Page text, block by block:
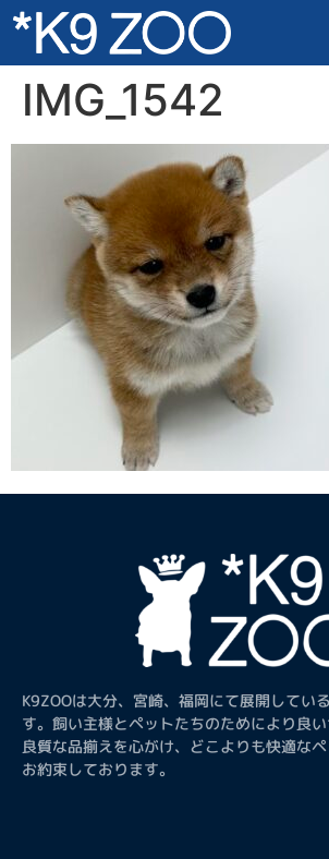
IMG_1542
K9ZOOは大分、宮崎、福岡にて展開してい
す。飼い主様とペットたちのためにより良
良質な品揃えを心がけ、どこよりも快適な
お約束しております。